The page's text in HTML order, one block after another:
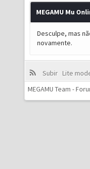
MEGAMU Mu
Desculpe, mas
novamente.
Subir Lite
MEGAMU Team -